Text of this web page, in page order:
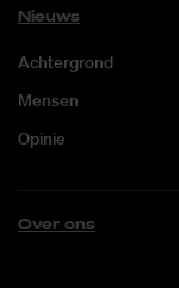
Nieuws
Achtergrond
Mensen
Opinie
Over ons